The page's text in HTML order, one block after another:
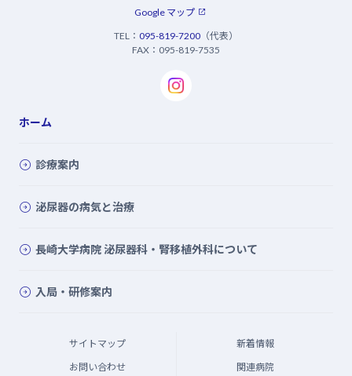
Google マップ
TEL： 095-819-7200 （代表）
FAX：095-819-7535
ホーム
診療案内
泌尿器の病気と治療
長崎大学病院 泌尿器科・腎移植外科について
入局・研修案内
サイトマップ
新着情報
お問い合わせ
関連病院